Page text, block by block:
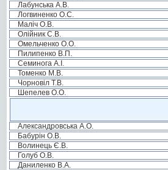
Лабунська А.В.
Логвиненко О.С.
Маліч О.В.
Олійник С.В.
Омельченко О.О.
Пилипенко В.П.
Семинога А.І.
Томенко М.В.
Чорновіл Т.В.
Шепелев О.О.
Александровська А.О.
Бабурін О.В.
Волинець Є.В.
Голуб О.В.
Даниленко В.А.